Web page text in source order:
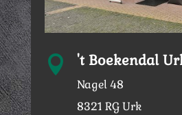
 't Boekendal
Nagel 48
8321 RG Urk